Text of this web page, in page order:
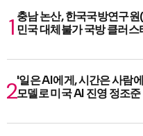
충남 논산, 한국국방연구
민국 대체불가 국방 클러스
'일은 AI에게, 시간은 사람
모델로 미국 AI 진영 정조준